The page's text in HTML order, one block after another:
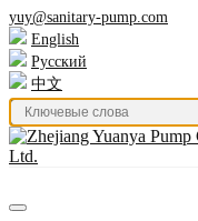
yuy@sanitary-pump.com
English
Русский
中文